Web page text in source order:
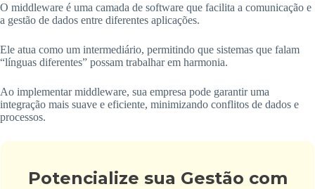
O middleware é uma camada de software que facilita a comunicação e
a gestão de dados entre diferentes aplicações.
Ele atua como um intermediário, permitindo que sistemas que falam
“línguas diferentes” possam trabalhar em harmonia.
Ao implementar middleware, sua empresa pode garantir uma
integração mais suave e eficiente, minimizando conflitos de dados e
processos.
Potencialize sua Gestão com